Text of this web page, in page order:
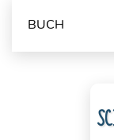
BUCH